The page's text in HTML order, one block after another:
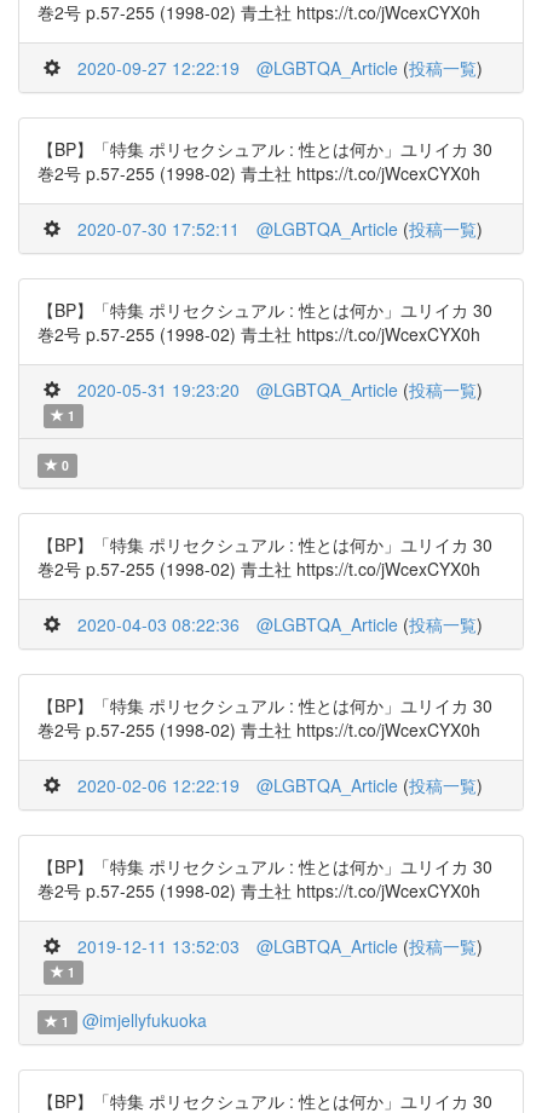
巻2号 p.57-255 (1998-02) 青土社 https://t.co/jWcexCYX0h
2020-09-27 12:22:19 @LGBTQA_Article (投稿一覧)
【BP】「特集 ポリセクシュアル : 性とは何か」ユリイカ 30
巻2号 p.57-255 (1998-02) 青土社 https://t.co/jWcexCYX0h
2020-07-30 17:52:11 @LGBTQA_Article (投稿一覧)
【BP】「特集 ポリセクシュアル : 性とは何か」ユリイカ 30
巻2号 p.57-255 (1998-02) 青土社 https://t.co/jWcexCYX0h
2020-05-31 19:23:20 @LGBTQA_Article (投稿一覧)
1
0
【BP】「特集 ポリセクシュアル : 性とは何か」ユリイカ 30
巻2号 p.57-255 (1998-02) 青土社 https://t.co/jWcexCYX0h
2020-04-03 08:22:36 @LGBTQA_Article (投稿一覧)
【BP】「特集 ポリセクシュアル : 性とは何か」ユリイカ 30
巻2号 p.57-255 (1998-02) 青土社 https://t.co/jWcexCYX0h
2020-02-06 12:22:19 @LGBTQA_Article (投稿一覧)
【BP】「特集 ポリセクシュアル : 性とは何か」ユリイカ 30
巻2号 p.57-255 (1998-02) 青土社 https://t.co/jWcexCYX0h
2019-12-11 13:52:03 @LGBTQA_Article (投稿一覧)
1
1 @imjellyfukuoka
【BP】「特集 ポリセクシュアル : 性とは何か」ユリイカ 30